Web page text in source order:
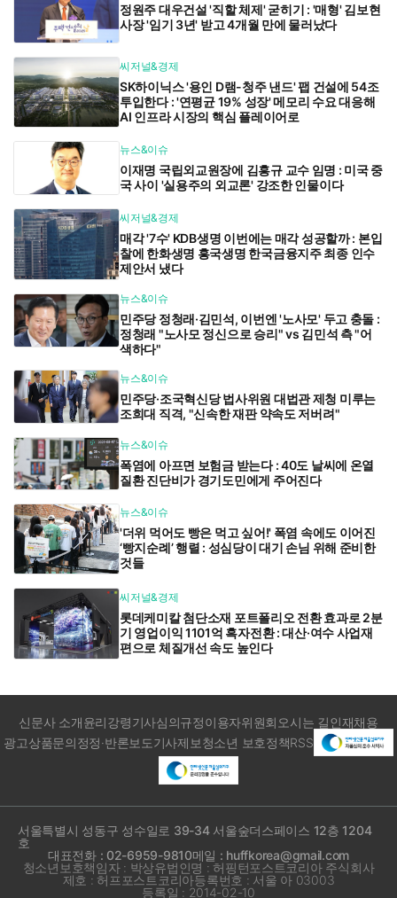
정원주 대우건설 '직할 체제' 굳히기 : '매형' 김보현
사장 '임기 3년' 받고 4개월 만에 물러났다
씨저널&경제
SK하이닉스 '용인 D램-청주 낸드' 팹 건설에 54조
투입한다 : '연평균 19% 성장' 메모리 수요 대응해
AI 인프라 시장의 핵심 플레이어로
뉴스&이슈
이재명 국립외교원장에 김흥규 교수 임명 : 미국 중
국 사이 '실용주의 외교론' 강조한 인물이다
씨저널&경제
매각 '7수' KDB생명 이번에는 매각 성공할까 : 본입
찰에 한화생명 흥국생명 한국금융지주 최종 인수
제안서 냈다
뉴스&이슈
민주당 정청래·김민석, 이번엔 '노사모' 두고 충돌 :
정청래 "노사모 정신으로 승리" vs 김민석 측 "어
색하다"
뉴스&이슈
민주당·조국혁신당 법사위원 대법관 제청 미루는
조희대 직격, "신속한 재판 약속도 저버려"
뉴스&이슈
폭염에 아프면 보험금 받는다 : 40도 날씨에 온열
질환 진단비가 경기도민에게 주어진다
뉴스&이슈
'더위 먹어도 빵은 먹고 싶어!' 폭염 속에도 이어진
‘빵지순례’ 행렬 : 성심당이 대기 손님 위해 준비한
것들
씨저널&경제
롯데케미칼 첨단소재 포트폴리오 전환 효과로 2분
기 영업이익 1101억 흑자전환 : 대산·여수 사업재
편으로 체질개선 속도 높인다
신문사 소개윤리강령기사심의규정이용자위원회 오시는 길인재채용
광고상품문의정정·반론보도기사제보청소년 보호정책RSS
서울특별시 성동구 성수일로 39-34 서울숲더스페이스 12층 1204
호
대표전화 : 02-6959-9810메일 : huffkorea@gmail.com
청소년보호책임자 : 박상유법인명 : 허핑턴포스트코리아 주식회사
제호 : 허프포스트코리아등록번호 : 서울 아 03003
등록일 : 2014-02-10